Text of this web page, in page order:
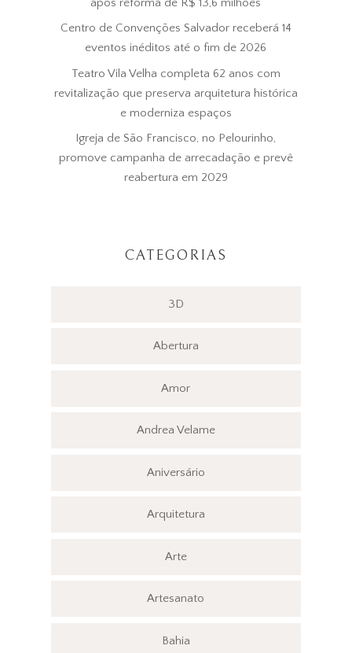
Centro de Convenções Salvador receberá 14
eventos inéditos até o fim de 2026
Teatro Vila Velha completa 62 anos com
revitalização que preserva arquitetura histórica
e moderniza espaços
Igreja de São Francisco, no Pelourinho,
promove campanha de arrecadação e prevê
reabertura em 2029
CATEGORIAS
3D
Abertura
Amor
Andrea Velame
Aniversário
Arquitetura
Arte
Artesanato
Bahia